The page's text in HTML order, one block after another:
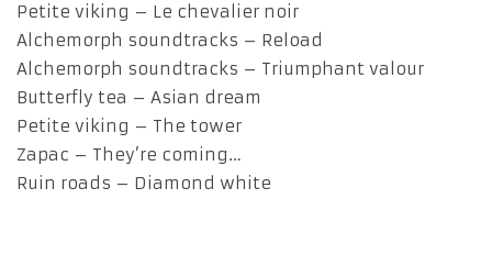
Petite viking – Le chevalier noir
Alchemorph soundtracks – Reload
Alchemorph soundtracks – Triumphant valour
Butterfly tea – Asian dream
Petite viking – The tower
Zapac – They’re coming…
Ruin roads – Diamond white